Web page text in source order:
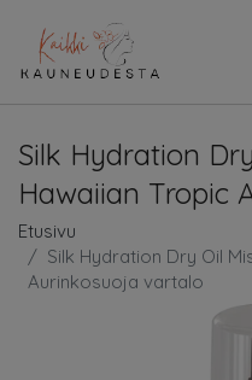
Silk Hydration
Hawaiian Tropic
Etusivu
Silk Hydration Dry Oil
Aurinkosuoja vartalo